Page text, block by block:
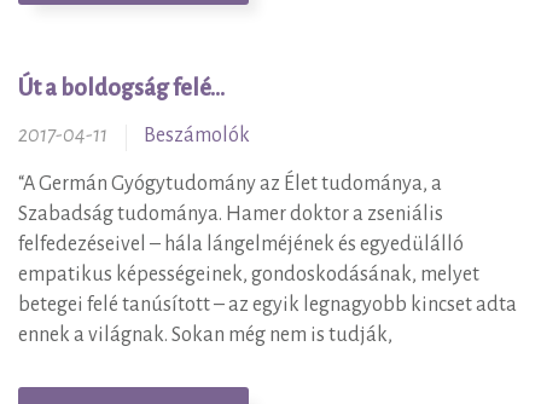
Út a boldogság felé…
2017-04-11 Beszámolók
“A Germán Gyógytudomány az Élet tudománya, a
Szabadság tudománya. Hamer doktor a zseniális
felfedezéseivel – hála lángelméjének és egyedülálló
empatikus képességeinek, gondoskodásának, melyet
betegei felé tanúsított – az egyik legnagyobb kincset adta
ennek a világnak. Sokan még nem is tudják,